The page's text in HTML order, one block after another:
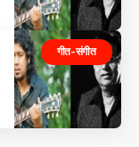
गीत-संगीत